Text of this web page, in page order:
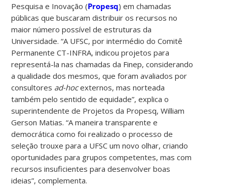
Pesquisa e Inovação (Propesq) em chamadas
públicas que buscaram distribuir os recursos no
maior número possível de estruturas da
Universidade. “A UFSC, por intermédio do Comitê
Permanente CT-INFRA, indicou projetos para
representá-la nas chamadas da Finep, considerando
a qualidade dos mesmos, que foram avaliados por
consultores ad-hocexternos, mas norteada
também pelo sentido de equidade”, explica o
superintendente de Projetos da Propesq, William
Gerson Matias. “A maneira transparente e
democrática como foi realizado o processo de
seleção trouxe para a UFSC um novo olhar, criando
oportunidades para grupos competentes, mas com
recursos insuficientes para desenvolver boas
ideias”, complementa.